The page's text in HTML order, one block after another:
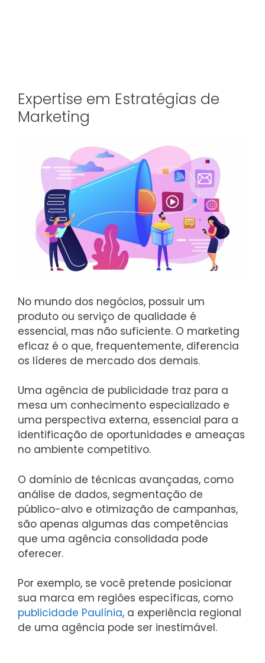
Expertise em Estratégias de
Marketing
No mundo dos negócios, possuir um
produto ou serviço de qualidade é
essencial, mas não suficiente. O marketing
eficaz é o que, frequentemente, diferencia
os líderes de mercado dos demais.
Uma agência de publicidade traz para a
mesa um conhecimento especializado e
uma perspectiva externa, essencial para a
identificação de oportunidades e ameaças
no ambiente competitivo.
O domínio de técnicas avançadas, como
análise de dados, segmentação de
público-alvo e otimização de campanhas,
são apenas algumas das competências
que uma agência consolidada pode
oferecer.
Por exemplo, se você pretende posicionar
sua marca em regiões específicas, como
publicidade Paulínia, a experiência regional
de uma agência pode ser inestimável.